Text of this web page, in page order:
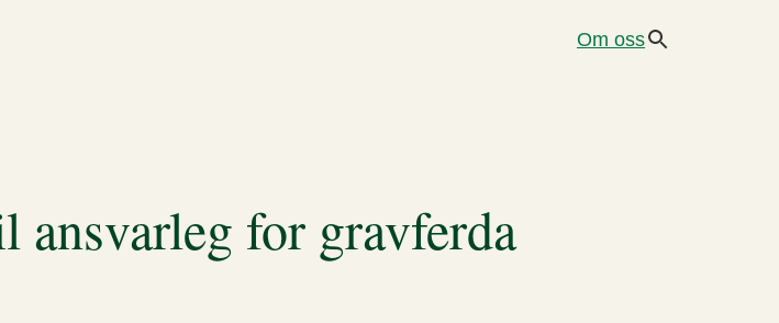
Om oss
for gravferda